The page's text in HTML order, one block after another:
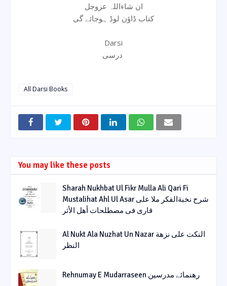
ان شاءاللہ عزوجل
کتاب ڈاؤن لوڈ ہوجائے گی
Darsi
All Darsi Books
You may like these posts
Sharah Nukhbat Ul Fikr Mulla Ali Qari Fi
Mustalihat Ahl Ul Asar شرح نخبةالفکر ملا علی
قاری فی مصطلحات أھل الأثر
Al Nukt Ala Nuzhat Un Nazar النکت علی نزھة
النظر
Rehnumay E Mudarraseen رهنمائے مدرسین